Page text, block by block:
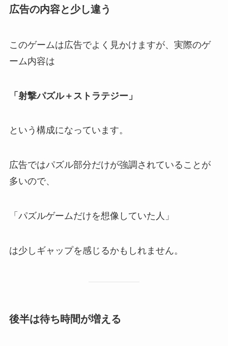
広告の内容と少し違う
このゲームは広告でよく見かけますが、実際のゲ
ーム内容は
「射撃パズル＋ストラテジー」
という構成になっています。
広告ではパズル部分だけが強調されていることが
多いので、
「パズルゲームだけを想像していた人」
は少しギャップを感じるかもしれません。
後半は待ち時間が増える